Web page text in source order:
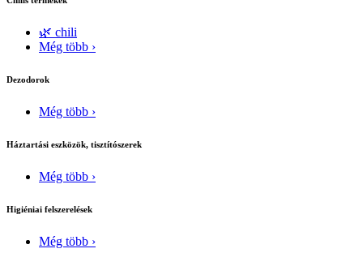
🌿 chili
Még több ›
Dezodorok
Még több ›
Háztartási eszközök, tisztítószerek
Még több ›
Higiéniai felszerelések
Még több ›